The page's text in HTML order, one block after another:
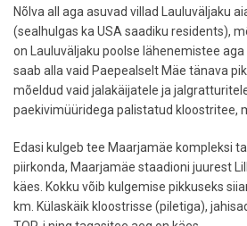
Nõlva all aga asuvad villad Lauluväljaku
(sealhulgas ka USA saadiku residents),
on Lauluväljaku poolse lähenemistee
saab alla vaid Paepealselt Mäe tänava
mõeldud vaid jalakäijatele ja
paekivimüüridega palistatud kloostritee,
Edasi kulgeb tee Maarjamäe kompleksi
piirkonda, Maarjamäe staadioni juurest
käes. Kokku võib kulgemise pikkuseks
km. Külaskäik kloostrisse (piletiga),